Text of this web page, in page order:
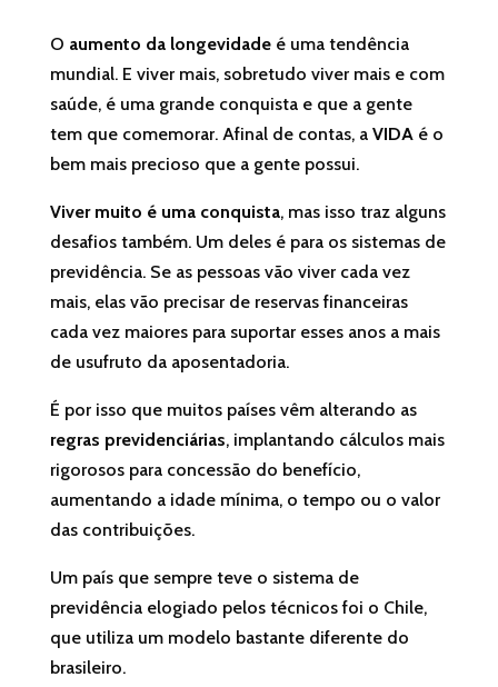
O aumento da longevidadeé uma tendência
mundial. E viver mais, sobretudo viver mais e com
saúde, é uma grande conquista e que a gente
tem que comemorar. Afinal de contas, a VIDAé o
bem mais precioso que a gente possui.
Viver muito é uma conquista, mas isso traz alguns
desafios também. Um deles é para os sistemas de
previdência. Se as pessoas vão viver cada vez
mais, elas vão precisar de reservas financeiras
cada vez maiores para suportar esses anos a mais
de usufruto da aposentadoria.
É por isso que muitos países vêm alterando as
regras previdenciárias, implantando cálculos mais
rigorosos para concessão do benefício,
aumentando a idade mínima, o tempo ou o valor
das contribuições.
Um país que sempre teve o sistema de
previdência elogiado pelos técnicos foi o Chile,
que utiliza um modelo bastante diferente do
brasileiro.